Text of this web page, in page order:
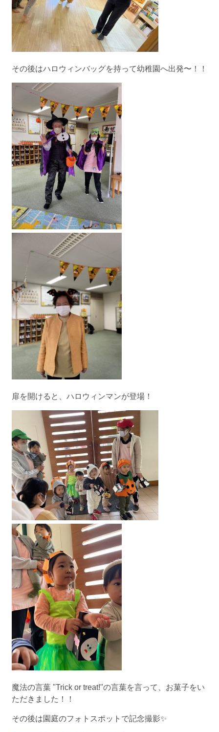
その後はハロウィンバッグを持って幼稚園へ出発〜！！
扉を開けると、ハロウィンマンが登場！
魔法の言葉 "Trick or treat!"の言葉を言って、お菓子をい
ただきました！！
その後は園庭のフォトスポットで記念撮影✨